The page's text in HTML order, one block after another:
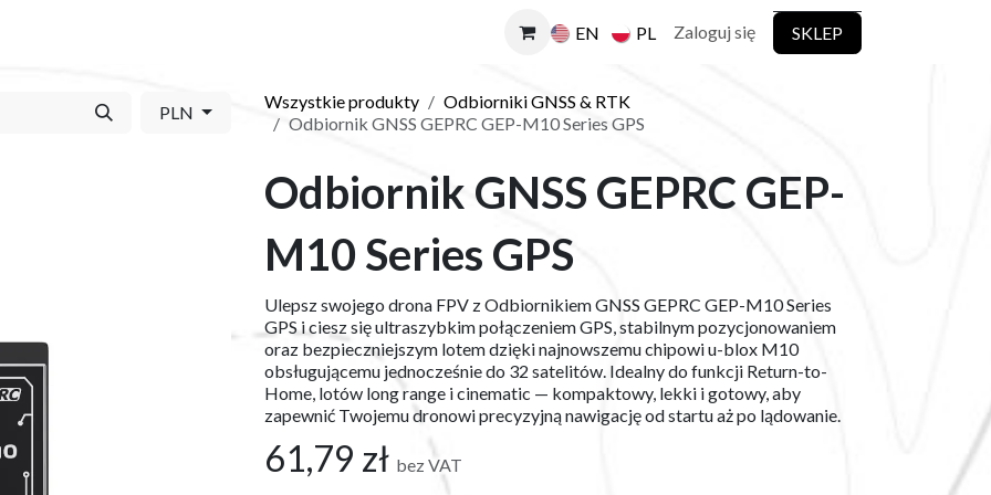
EN PL Zaloguj się SKLEP
PLN
Wszystkie produkty
Odbiorniki GNSS & RTK
Odbiornik GNSS GEPRC GEP-M10 Series GPS
Odbiornik GNSS GEPRC GEP-
M10 Series GPS
Ulepsz swojego drona FPV z Odbiornikiem GNSS GEPRC GEP-M10 Series
GPS i ciesz się ultraszybkim połączeniem GPS, stabilnym pozycjonowaniem
oraz bezpieczniejszym lotem dzięki najnowszemu chipowi u-blox M10
obsługującemu jednocześnie do 32 satelitów. Idealny do funkcji Return-to-
Home, lotów long range i cinematic — kompaktowy, lekki i gotowy, aby
zapewnić Twojemu dronowi precyzyjną nawigację od startu aż po lądowanie.
61,79 zł bez VAT